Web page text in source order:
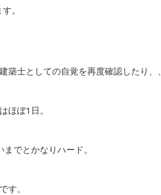
。
士としての自覚を再度確認したり、、
ほぼ1日。
までとかなりハード。
す。